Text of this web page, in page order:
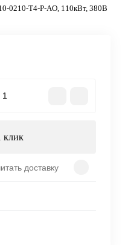
0210-T4-P-AO, 110кВт, 380В
клик
доставку